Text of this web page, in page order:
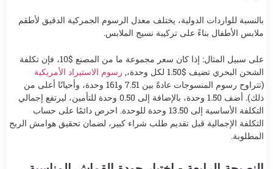
بالنسبة للواردات الدولية، يختلف معدل الرسوم الجمركية الدقيق لأطقم
ملابس الأطفال بناءً على تركيبة نسيج الملابس.
على سبيل المثال: إذا كان سعر مجموعة ما من المصنع $10، فإن تكلفة
الشحن البحري تضيف $1.50 لكل وحدة،,
رسوم الاستيراد الأمريكية
(تتراوح رسوم المنسوجات عادةً بين 7.51 و161 وحدة، وأحيانًا أعلى من
ذلك). أضف 1.50 وحدة، بالإضافة إلى 0.50 وحدة للتأمين، ليرتفع إجمالي
التكلفة الأساسية إلى 13.50 وحدة للوحدة. احرص دائمًا على حساب
التكلفة الإجمالية قبل تقديم طلب شراء كبير، لضمان تحقيق هوامش الربح
المطلوبة.